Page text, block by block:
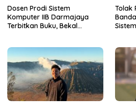
Dosen Prodi Sistem
Komputer IIB Darmajaya
Terbitkan Buku, Bekal
Tolak